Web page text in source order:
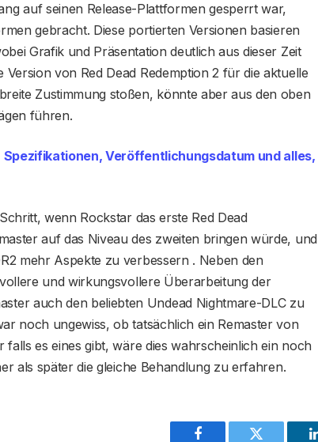
auf seinen Release-Plattformen gesperrt war,
gebracht. Diese portierten Versionen basieren
Grafik und Präsentation deutlich aus dieser Zeit
von Red Dead Redemption 2 für die aktuelle
Zustimmung stoßen, könnte aber aus den oben
führen.
Spezifikationen, Veröffentlichungsdatum und alles,
wenn Rockstar das erste Red Dead
auf das Niveau des zweiten bringen würde, und
mehr Aspekte zu verbessern . Neben den
und wirkungsvollere Überarbeitung der
auch den beliebten Undead Nightmare-DLC zu
noch ungewiss, ob tatsächlich ein Remaster von
falls es eines gibt, wäre dies wahrscheinlich ein noch
als später die gleiche Behandlung zu erfahren.